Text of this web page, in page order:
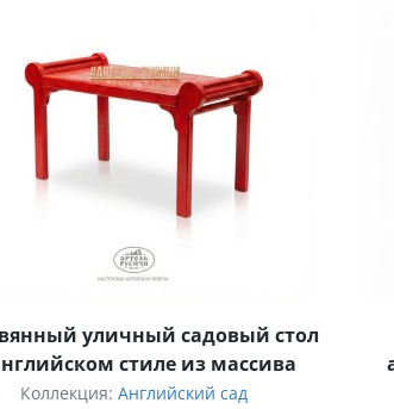
уличный садовый стол
стиле из массива
Коллекция:Английский сад